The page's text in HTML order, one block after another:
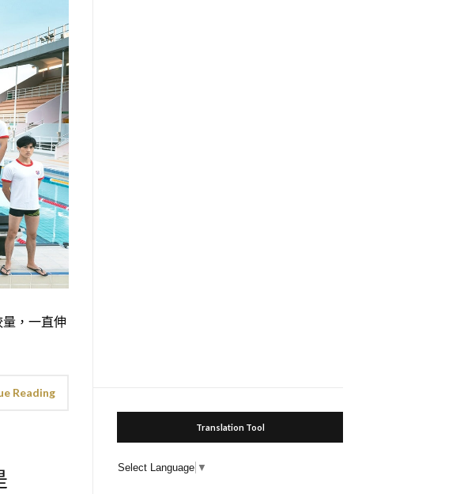
，一直伸
Reading
Translation Tool
Select Language ▼